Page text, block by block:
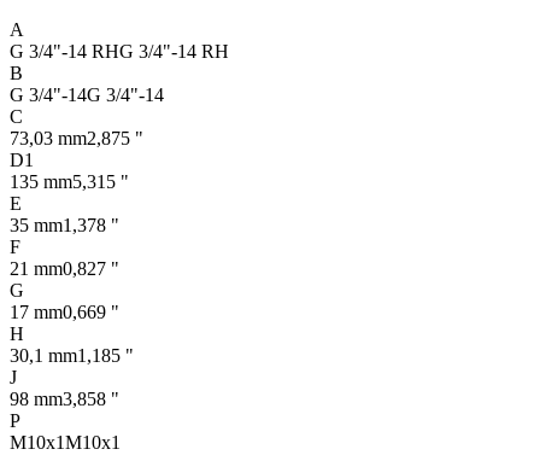
A
G 3/4"-14 RHG 3/4"-14 RH
B
G 3/4"-14G 3/4"-14
C
73,03 mm2,875 "
D1
135 mm5,315 "
E
35 mm1,378 "
F
21 mm0,827 "
G
17 mm0,669 "
H
30,1 mm1,185 "
J
98 mm3,858 "
P
M10x1M10x1